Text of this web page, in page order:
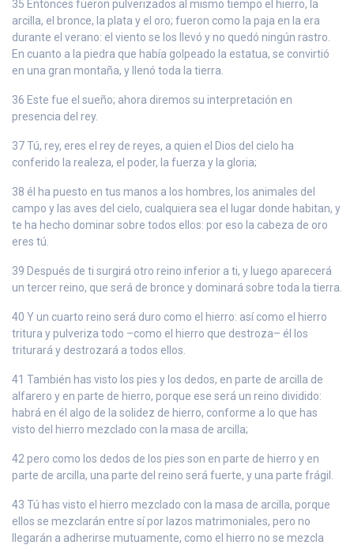
35 Entonces fueron pulverizados al mismo tiempo el hierro, la
arcilla, el bronce, la plata y el oro; fueron como la paja en la era
durante el verano: el viento se los llevó y no quedó ningún rastro.
En cuanto a la piedra que había golpeado la estatua, se convirtió
en una gran montaña, y llenó toda la tierra.
36 Este fue el sueño; ahora diremos su interpretación en
presencia del rey.
37 Tú, rey, eres el rey de reyes, a quien el Dios del cielo ha
conferido la realeza, el poder, la fuerza y la gloria;
38 él ha puesto en tus manos a los hombres, los animales del
campo y las aves del cielo, cualquiera sea el lugar donde habitan, y
te ha hecho dominar sobre todos ellos: por eso la cabeza de oro
eres tú.
39 Después de ti surgirá otro reino inferior a ti, y luego aparecerá
un tercer reino, que será de bronce y dominará sobre toda la tierra.
40 Y un cuarto reino será duro como el hierro: así como el hierro
tritura y pulveriza todo –como el hierro que destroza– él los
triturará y destrozará a todos ellos.
41 También has visto los pies y los dedos, en parte de arcilla de
alfarero y en parte de hierro, porque ese será un reino dividido:
habrá en él algo de la solidez de hierro, conforme a lo que has
visto del hierro mezclado con la masa de arcilla;
42 pero como los dedos de los pies son en parte de hierro y en
parte de arcilla, una parte del reino será fuerte, y una parte frágil.
43 Tú has visto el hierro mezclado con la masa de arcilla, porque
ellos se mezclarán entre sí por lazos matrimoniales, pero no
llegarán a adherirse mutuamente, como el hierro no se mezcla